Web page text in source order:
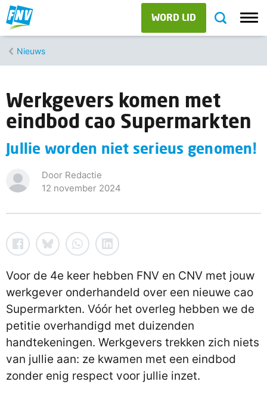
WORD LID
Nieuws
Werkgevers komen met
eindbod cao Supermarkten
Jullie worden niet serieus genomen!
Door Redactie
12 november 2024
Voor de 4e keer hebben FNV en CNV met jouw
werkgever onderhandeld over een nieuwe cao
Supermarkten. Vóór het overleg hebben we de
petitie overhandigd met duizenden
handtekeningen. Werkgevers trekken zich niets
van jullie aan: ze kwamen met een eindbod
zonder enig respect voor jullie inzet.